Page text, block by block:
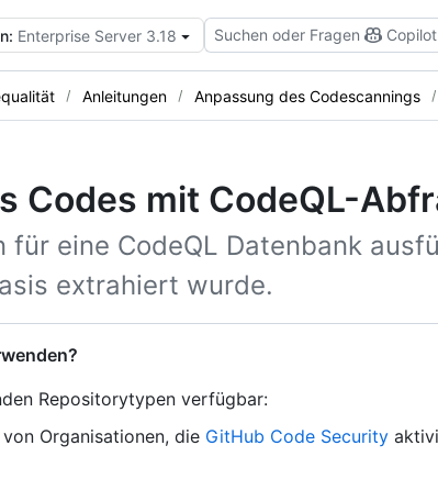
Enterprise Server 3.18 Suchen oder Fragen Copilot
Anleitungen Anpassung des Codescannings
Codes mit CodeQL-
für eine CodeQL Datenbank
extrahiert wurde.
Repositorytypen verfügbar:
Organisationen, die GitHub Code Security